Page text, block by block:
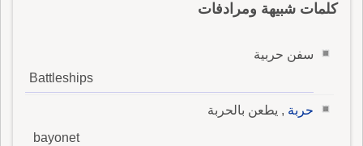
كلمات شبيهة ومرادفات
سفن حربية
Battleships
حربة , يطعن بالحربة
bayonet